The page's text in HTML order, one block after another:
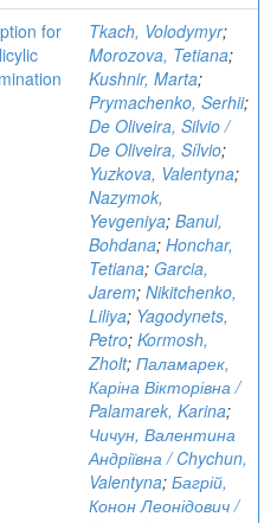
for
Tkach, Volodymyr;
Morozova, Tetiana;
Kushnir, Marta;
Prymachenko, Serhii;
De Oliveira, Silvio /
De Oliveira, Sílvio;
Yuzkova, Valentyna;
Nazymok,
Yevgeniya; Banul,
Bohdana; Honchar,
Tetiana; Garcia,
Jarem; Nikitchenko,
Liliya; Yagodynets,
Petro; Kormosh,
Zholt; Паламарек,
Каріна Вікторівна /
Palamarek, Karina;
Чичун, Валентина
Андріївна / Chychun,
Valentyna; Багрій,
Конон Леонідович /